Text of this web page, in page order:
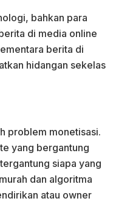
bahkan para
di media online
berita di
hidangan sekelas
problem monetisasi.
yang bergantung
siapa yang
dan algoritma
atau owner